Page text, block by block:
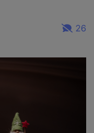
26